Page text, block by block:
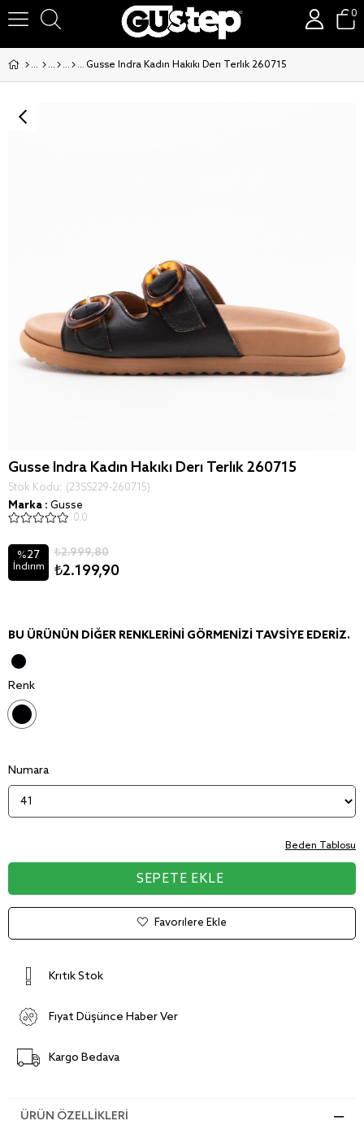
0
Gusse Indra Kadin Hakiki Deri Terlik 260715
Gusse Indra Kadin Hakiki Deri Terlik 260715
Stok Kodu
(23SS229-260715)
Marka : Gusse
0.0
%27
İndirim
₺2.999,80
₺2.199,90
BU ÜRÜNÜN DIĞER RENKLERINI GÖRMENIZI TAVSIYE EDERIZ.
Renk
Numara
Beden Tablosu
Favorilere Ekle
Kritik Stok
Fiyat Düşünce Haber Ver
Kargo Bedava
ÜRÜN ÖZELLIKLERI